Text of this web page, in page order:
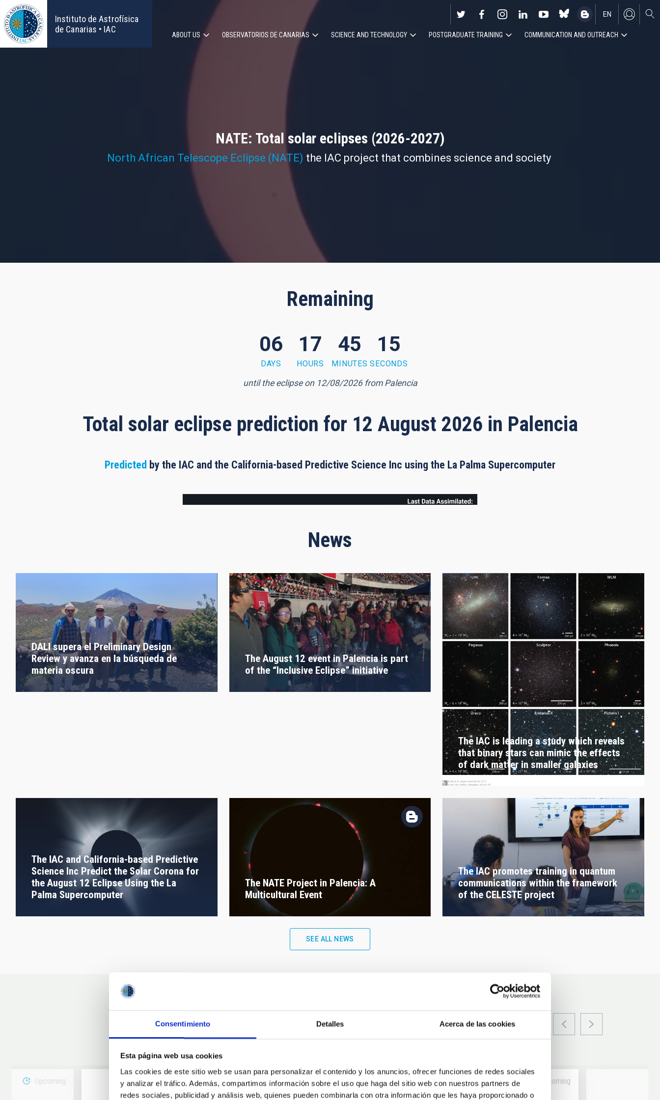
Consentimiento Detalles Acerca de las cookies
Esta página web usa cookies
Las cookies de este sitio web se usan para personalizar el contenido y los anuncios, ofrecer funciones de redes sociales
y analizar el tráfico. Además, compartimos información sobre el uso que haga del sitio web con nuestros partners de
redes sociales, publicidad y análisis web, quienes pueden combinarla con otra información que les haya proporcionado o
Skip
to
main
content
Instituto de Astrofísica
de Canarias • IAC
EN
ES
Main
ABOUT US OBSERVATORIOS DE CANARIAS SCIENCE AND TECHNOLOGY POSTGRADUATE TRAINING COMMUNICATION AND OUTREACH
NATE: Total solar eclipses (2026-2027)
North African Telescope Eclipse (NATE) the IAC project that combines science and society
Remaining
06
DAYS
17
HOURS
45
MINUTES
14
SECONDS
until the eclipse on 12/08/2026 from Palencia
Total solar eclipse prediction for 12 August 2026 in Palencia
Predicted by the IAC and the California-based Predictive Science Inc using the La Palma Supercomputer
News
DALI supera el Preliminary Design
Review y avanza en la búsqueda de
materia oscura
The August 12 event in Palencia is part
of the “Inclusive Eclipse” initiative
The IAC is leading a study which reveals
that binary stars can mimic the effects
of dark matter in smaller galaxies
The IAC and California-based Predictive
Science Inc Predict the Solar Corona for
the August 12 Eclipse Using the La
Palma Supercomputer
The NATE Project in Palencia: A
Multicultural Event
The IAC promotes training in quantum
communications within the framework
of the CELESTE project
SEE ALL NEWS
Events
Upcoming Upcoming Upcoming